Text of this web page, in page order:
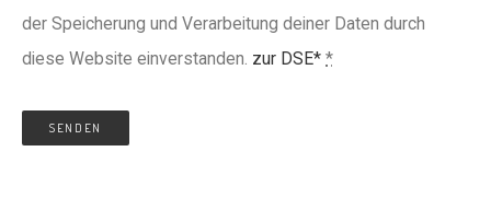
der Speicherung und Verarbeitung deiner Daten durch
diese Website einverstanden. zur DSE* *